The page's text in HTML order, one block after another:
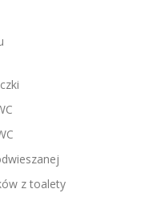
z toalety